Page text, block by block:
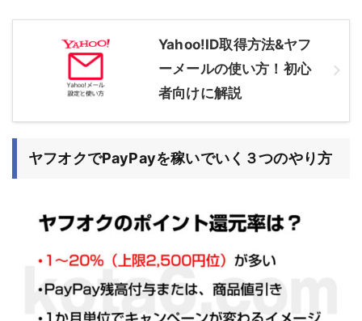
Yahoo!ID取得方法&ヤフ
ーメールの使い方！初心
者向けに解説
ヤフオクでPayPayを稼いでいく３つのやり方